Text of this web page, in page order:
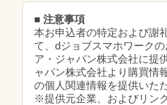
■ 注意事項
本お申込者の特定および謝
て、dジョブスマホワーク
ア・ジャパン株式会社に提
ャパン株式会社より購買情
の個人関連情報を提供いた
※提供元企業、およびリン